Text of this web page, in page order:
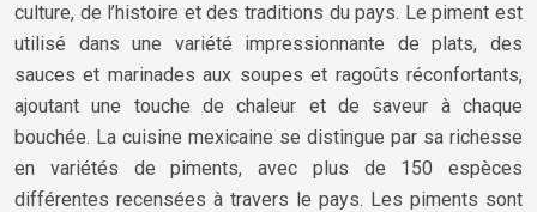
culture, de l’histoire et des traditions du pays. Le piment est
utilisé dans une variété impressionnante de plats, des
sauces et marinades aux soupes et ragoûts réconfortants,
ajoutant une touche de chaleur et de saveur à chaque
bouchée. La cuisine mexicaine se distingue par sa richesse
en variétés de piments, avec plus de 150 espèces
différentes recensées à travers le pays. Les piments sont